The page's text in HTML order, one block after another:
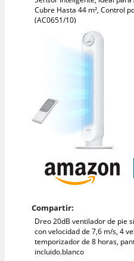
Cubre Hasta 44 m², Control
(AC0651/10)
Compartir:
Dreo 20dB ventilador de pie
con velocidad de 7,6 m/s, 4
temporizador de 8 horas,
incluido.blanco